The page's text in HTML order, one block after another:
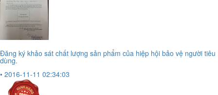
Đăng ký khảo sát chất lượng sản phẩm của hiệp hội bảo vệ người tiêu
dùng.
• 2016-11-11 02:34:03